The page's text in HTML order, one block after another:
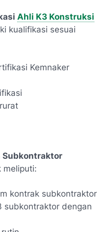
Ahli K3 Konstruksi
kualifikasi sesuai
Kemnaker
Subkontraktor
meliputi:
kontrak subkontraktor
subkontraktor dengan